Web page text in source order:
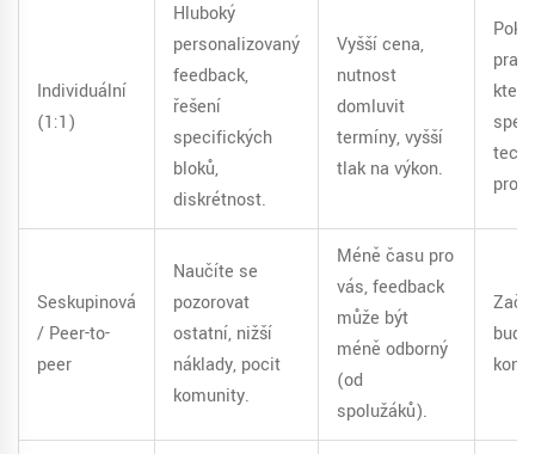
Individuální
(1:1)
Hluboký
personalizovaný
feedback,
řešení
specifických
bloků,
diskrétnost.
Vyšší cena,
nutnost
domluvit
termíny, vyšší
tlak na výkon.
kteří
Seskupinová
/ Peer-to-
peer
Naučíte se
pozorovat
ostatní, nižší
náklady, pocit
komunity.
Méně času pro
vás, feedback
může být
méně odborný
(od
spolužáků).